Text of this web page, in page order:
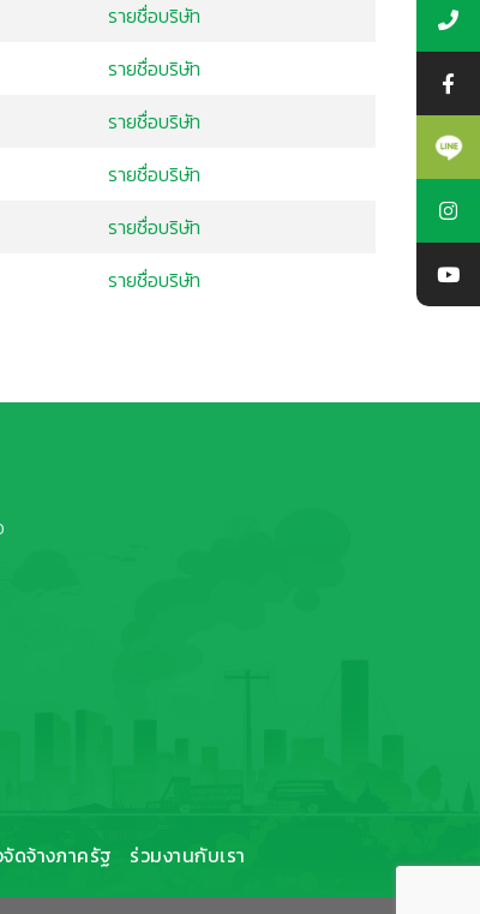
รายชื่อบริษัท
รายชื่อบริษัท
รายชื่อบริษัท
รายชื่อบริษัท
รายชื่อบริษัท
รายชื่อบริษัท
ดจ้างภาครัฐ ร่วมงานกับเรา